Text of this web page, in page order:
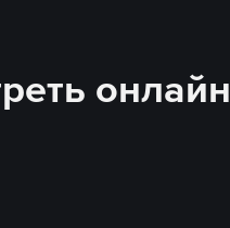
онлайн